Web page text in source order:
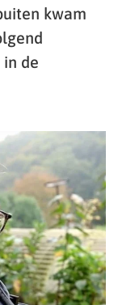
kwam
de